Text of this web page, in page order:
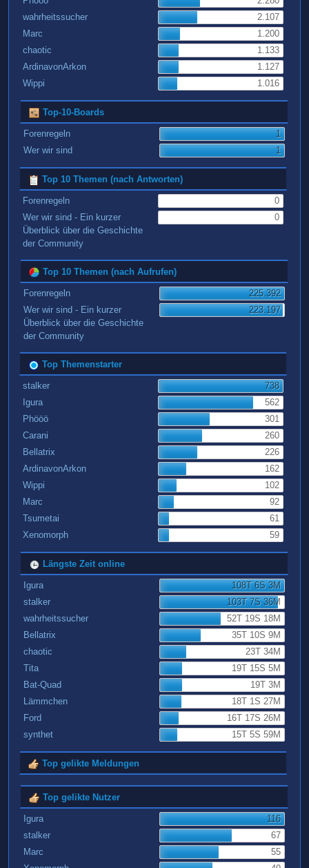
wahrheitssucher
2.107
Marc
1.200
chaotic
1.133
ArdinavonArkon
1.127
Wippi
1.016
Top-10-Boards
Forenregeln
1
Wer wir sind
1
Top 10 Themen (nach Antworten)
Forenregeln
0
Wer wir sind - Ein kurzer
Überblick über die Geschichte
der Community
0
Top 10 Themen (nach Aufrufen)
Forenregeln
225.392
Wer wir sind - Ein kurzer
Überblick über die Geschichte
der Community
223.197
Top Themenstarter
stalker
738
Igura
562
Phööö
301
Carani
260
Bellatrix
226
ArdinavonArkon
162
Wippi
102
Marc
92
Tsumetai
61
Xenomorph
59
Längste Zeit online
Igura
108T 6S 3M
stalker
103T 7S 36M
wahrheitssucher
52T 19S 18M
Bellatrix
35T 10S 9M
chaotic
23T 34M
Tita
19T 15S 5M
Bat-Quad
19T 3M
Lämmchen
18T 1S 27M
Ford
16T 17S 26M
synthet
15T 5S 59M
Top gelikte Meldungen
Top gelikte Nutzer
Igura
116
stalker
67
Marc
55